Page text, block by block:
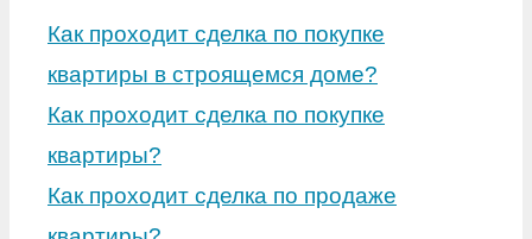
Как проходит сделка по покупке
квартиры в строящемся доме?
Как проходит сделка по покупке
квартиры?
Как проходит сделка по продаже